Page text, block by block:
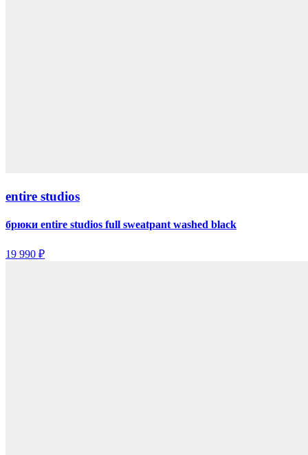
entire studios
брюки entire studios full sweatpant washed black
19 990 ₽